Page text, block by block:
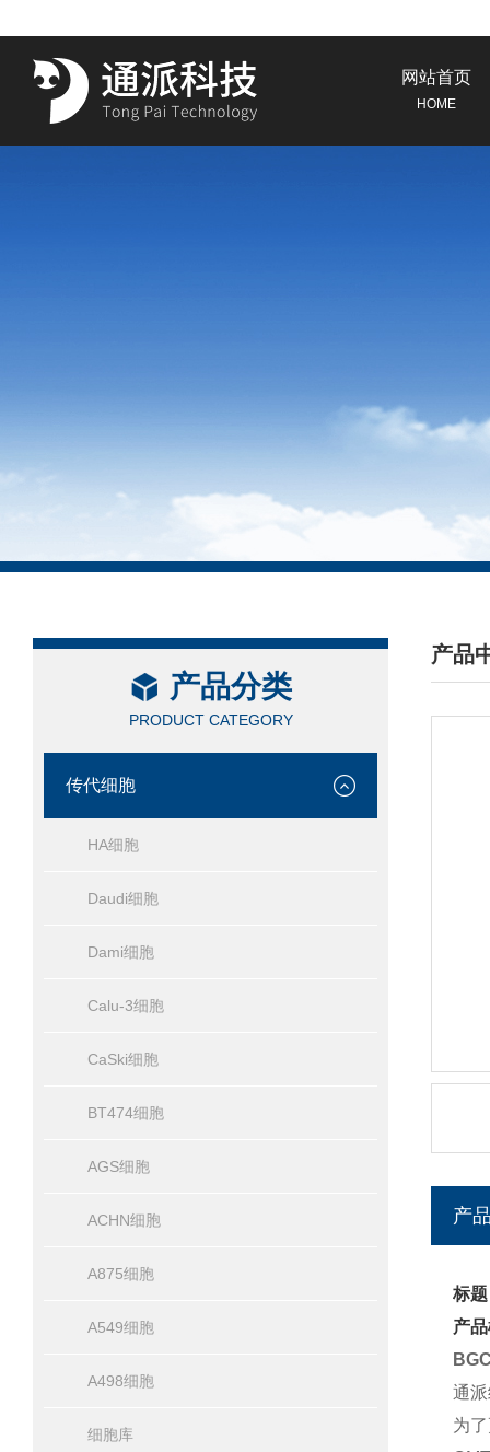
网站首页
HOME
产品分类
PRODUCT CATEGORY
传代细胞
HA细胞
Daudi细胞
Dami细胞
Calu-3细胞
CaSki细胞
BT474细胞
AGS细胞
ACHN细胞
A875细胞
A549细胞
A498细胞
细胞库
产品
/
产
标
产
通
为